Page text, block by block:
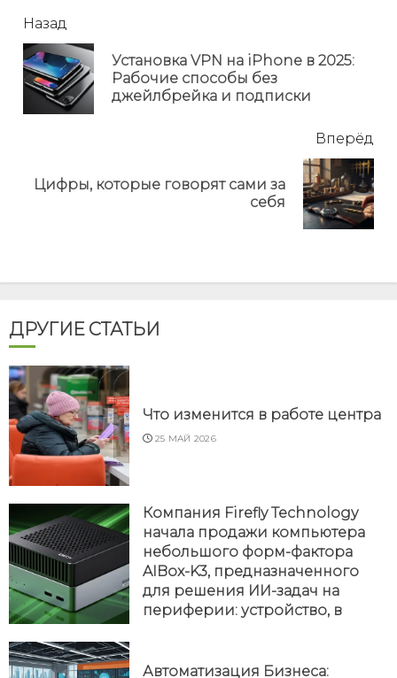
читать
еще
Назад
Установка VPN на iPhone в 2025:
Рабочие способы без
джейлбрейка и подписки
Вперёд
Next
Цифры, которые говорят сами за
себя
ДРУГИЕ СТАТЬИ
Что изменится в работе центра
25 МАЙ 2026
Компания Firefly Technology
начала продажи компьютера
небольшого форм-фактора
AIBox-K3, предназначенного
для решения ИИ-задач на
периферии: устройство, в
инференса.
Автоматизация Бизнеса: